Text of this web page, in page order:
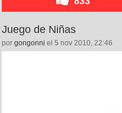
Juego de Niñas
por gongonni el 5 nov 2010, 22:46